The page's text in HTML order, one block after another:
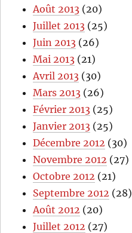
Août 2013 (20)
Juillet 2013 (25)
Juin 2013 (26)
Mai 2013 (21)
Avril 2013 (30)
Mars 2013 (26)
Février 2013 (25)
Janvier 2013 (25)
Décembre 2012 (30)
Novembre 2012 (27)
Octobre 2012 (21)
Septembre 2012 (28)
Août 2012 (20)
Juillet 2012 (27)